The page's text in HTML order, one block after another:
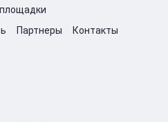
Партнеры
Контакты